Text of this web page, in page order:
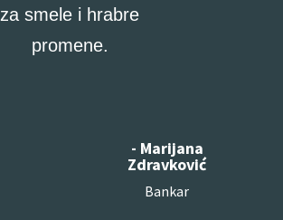
za smele i hrabre
promene.
- Marijana
Zdravković
Bankar